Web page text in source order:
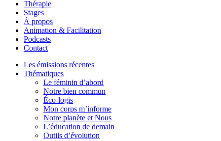
Thérapie
Stages
À propos
Animation & Facilitation
Podcasts
Contact
Les émissions récentes
Thématiques
Le féminin d’abord
Notre bien commun
Éco-logis
Mon corps m’informe
Notre planète et Nous
L’éducation de demain
Outils d’évolution